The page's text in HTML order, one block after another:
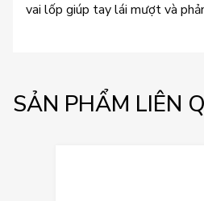
vai lốp giúp tay lái mượt và
SẢN PHẨM LIÊN